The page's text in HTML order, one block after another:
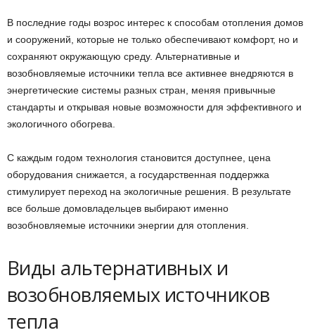
В последние годы возрос интерес к способам отопления домов
и сооружений, которые не только обеспечивают комфорт, но и
сохраняют окружающую среду. Альтернативные и
возобновляемые источники тепла все активнее внедряются в
энергетические системы разных стран, меняя привычные
стандарты и открывая новые возможности для эффективного и
экологичного обогрева.
С каждым годом технология становится доступнее, цена
оборудования снижается, а государственная поддержка
стимулирует переход на экологичные решения. В результате
все больше домовладельцев выбирают именно
возобновляемые источники энергии для отопления.
Виды альтернативных и
возобновляемых источников
тепла